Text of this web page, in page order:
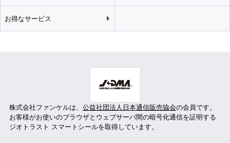
お得なサービス
株式会社ファンケルは、 公益社団法人日本通信販売協会の会員です。
お客様がお使いのブラウザとウェブサーバ間の暗号化通信を証明する
ジオトラスト スマートシールを取得しています。